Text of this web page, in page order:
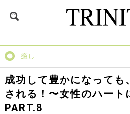
癒し
成功して豊かになっても
される！〜女性のハート
PART.8